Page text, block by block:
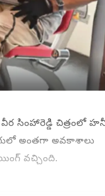
సింహారెడ్డి చిత్రంలో
అంతగా అవకాశాలు
వచ్చింది.